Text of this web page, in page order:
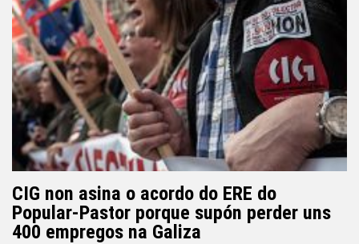
CIG non asina o acordo do ERE do
Popular-Pastor porque supón perder uns
400 empregos na Galiza